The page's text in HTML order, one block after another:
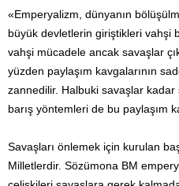
«Emperyalizm, dünyanın
büyük devletlerin giriştikleri vahşi
vahşi mücadele ancak savaşlar
yüzden paylaşım kavgalarının
zannedilir. Halbuki savaşlar
barış yöntemleri de bu paylaşım
Savaşları önlemek için kurulan
Milletlerdir. Sözümona BM